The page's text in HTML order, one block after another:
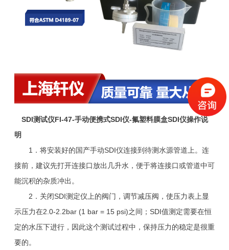
SDI测试仪FI-47-手动便携式SDI仪-氟塑料膜盒SDI仪操作说
明
1．将安装好的国产手动SDI仪连接到待测水源管道上。连
接前，建议先打开连接口放出几升水，便于将连接口或管道中可
能沉积的杂质冲出。
2．关闭SDI测定仪上的阀门，调节减压阀，使压力表上显
示压力在2.0-2.2bar (1 bar = 15 psi)之间；SDI值测定需要在恒
定的水压下进行，因此这个测试过程中，保持压力的稳定是很重
要的。